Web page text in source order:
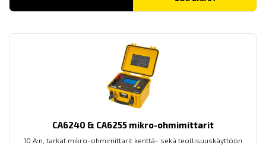
CA6240 & CA6255 mikro-ohmimittarit
10 A:n, tarkat mikro-ohmimittarit kenttä- sekä teollisuuskäyttöön